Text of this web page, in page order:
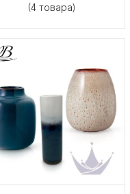
(4 товара)